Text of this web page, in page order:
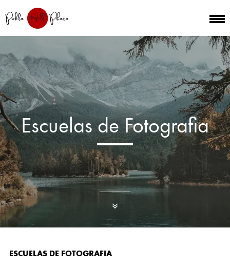
Escuelas de Fotografia
ESCUELAS DE FOTOGRAFIA